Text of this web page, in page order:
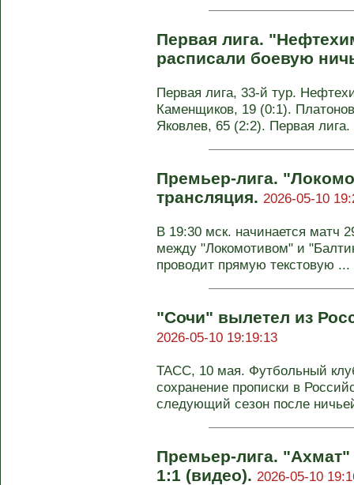
Первая лига.
расписали боевую
Первая лига, 33-й тур.
Каменщиков, 19 (0:1).
Яковлев, 65 (2:2). Первая лига.
Премьер-лига.
трансляция. 2026-05-10
В 19:30 мск. начинается матч
между "Локомотивом" и
проводит прямую текстовую ...
"Сочи" вылетел из
2026-05-10 19:19:13
ТАСС, 10 мая. Футбольный
сохранение прописки в
следующий сезон после
Премьер-лига.
1:1 (видео). 2026-05-10